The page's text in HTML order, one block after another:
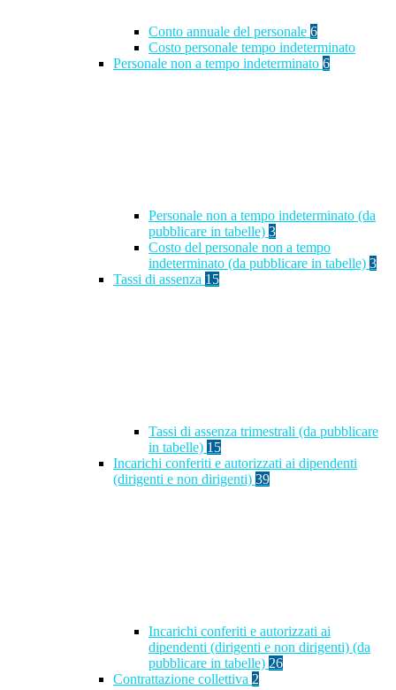
Conto annuale del personale 6
Costo personale tempo indeterminato
Personale non a tempo indeterminato 6
Personale non a tempo indeterminato (da
pubblicare in tabelle) 3
Costo del personale non a tempo
indeterminato (da pubblicare in tabelle) 3
Tassi di assenza 15
Tassi di assenza trimestrali (da pubblicare
in tabelle) 15
Incarichi conferiti e autorizzati ai dipendenti
(dirigenti e non dirigenti) 39
Incarichi conferiti e autorizzati ai
dipendenti (dirigenti e non dirigenti) (da
pubblicare in tabelle) 26
Contrattazione collettiva 2